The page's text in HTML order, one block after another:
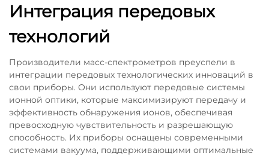
Интеграция передовых
технологий
Производители масс-спектрометров преуспели в
интеграции передовых технологических инноваций в
свои приборы. Они используют передовые системы
ионной оптики, которые максимизируют передачу и
эффективность обнаружения ионов, обеспечивая
превосходную чувствительность и разрешающую
способность. Их приборы оснащены современными
системами вакуума, поддерживающими оптимальные